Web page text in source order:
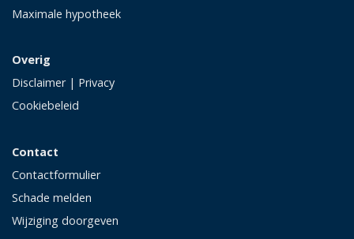
Maximale hypotheek
Overig
Disclaimer| Privacy
Cookiebeleid
Contact
Contactformulier
Schade melden
Wijziging doorgeven